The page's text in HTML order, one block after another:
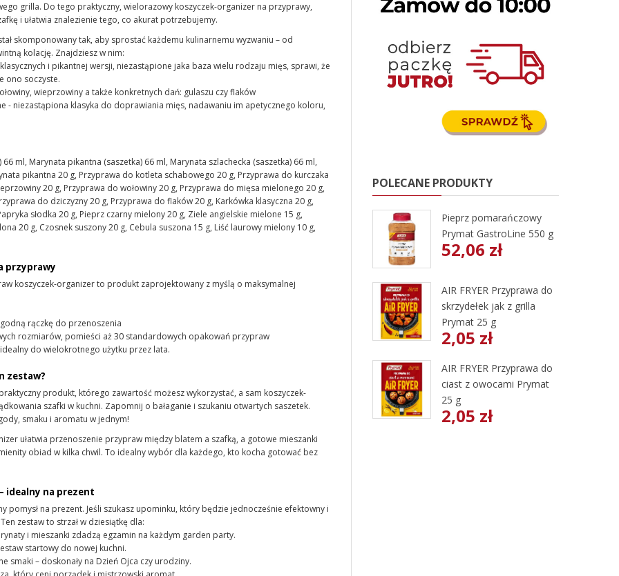
grilla. Do tego praktyczny, wielorazowy koszyczek-organizer na przyprawy,
i ułatwia znalezienie tego, co akurat potrzebujemy.
skomponowany tak, aby sprostać każdemu kulinarnemu wyzwaniu – od
kolację. Znajdziesz w nim:
i pikantnej wersji, niezastąpione jaka baza wielu rodzaju mięs, sprawi, że
ono soczyste.
wieprzowiny a także konkretnych dań: gulaszu czy flaków
- niezastąpiona klasyka do doprawiania mięs, nadawaniu im apetycznego koloru,
ml, Marynata pikantna (saszetka) 66 ml, Marynata szlachecka (saszetka) 66 ml,
pikantna 20 g, Przyprawa do kotleta schabowego 20 g, Przyprawa do kurczaka
20 g, Przyprawa do wołowiny 20 g, Przyprawa do mięsa mielonego 20 g,
do dziczyzny 20 g, Przyprawa do flaków 20 g, Karkówka klasyczna 20 g,
słodka 20 g, Pieprz czarny mielony 20 g, Ziele angielskie mielone 15 g,
20 g, Czosnek suszony 20 g, Cebula suszona 15 g, Liść laurowy mielony 10 g,
przyprawy
koszyczek-organizer to produkt zaprojektowany z myślą o maksymalnej
rączkę do przenoszenia
rozmiarów, pomieści aż 30 standardowych opakowań przypraw
do wielokrotnego użytku przez lata.
zestaw?
produkt, którego zawartość możesz wykorzystać, a sam koszyczek-
szafki w kuchni. Zapomnij o bałaganie i szukaniu otwartych saszetek.
smaku i aromatu w jednym!
ułatwia przenoszenie przypraw między blatem a szafką, a gotowe mieszanki
obiad w kilka chwil. To idealny wybór dla każdego, kto kocha gotować bez
idealny na prezent
pomysł na prezent. Jeśli szukasz upominku, który będzie jednocześnie efektowny i
zestaw to strzał w dziesiątkę dla:
i mieszanki zdadzą egzamin na każdym garden party.
startowy do nowej kuchni.
smaki – doskonały na Dzień Ojca czy urodziny.
POLECANE PRODUKTY
Pieprz pomarańczowy
Prymat GastroLine 550 g
52,06 zł
AIR FRYER Przyprawa do
skrzydełek jak z grilla
Prymat 25 g
2,05 zł
AIR FRYER Przyprawa do
ciast z owocami Prymat
25 g
2,05 zł